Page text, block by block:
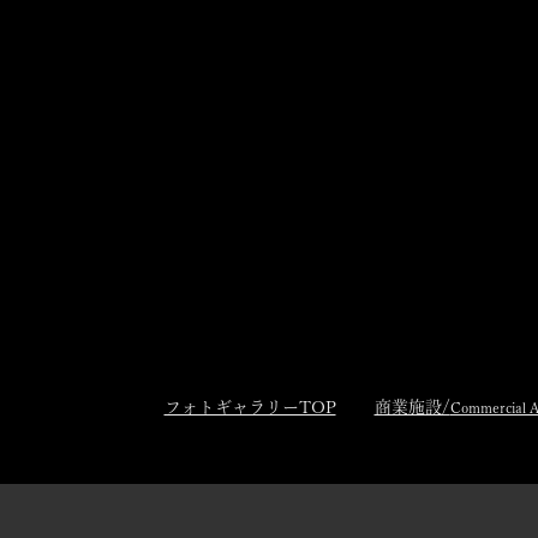
フォトギャラリーTOP 商業施設/Commercial